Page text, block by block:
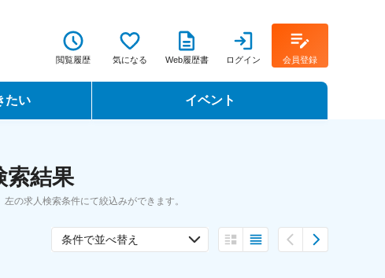
閲覧履歴 気になる Web履歴書 ログイン 会員登録
たい イベント
索結果
の求人検索条件にて絞込みができます。
条件で並べ替え